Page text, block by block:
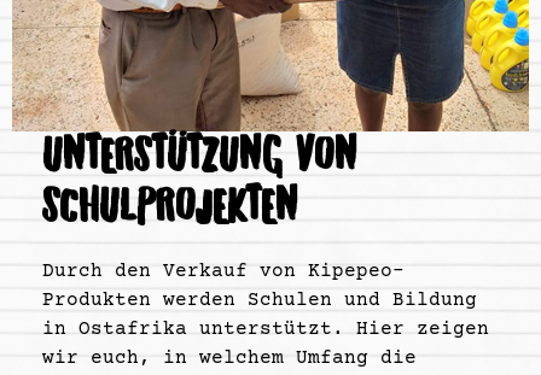
UNTERSTÜTZUNG VON
SCHULPROJEKTEN
Durch den Verkauf von Kipepeo-
Produkten werden Schulen und Bildung
in Ostafrika unterstützt. Hier zeigen
wir euch, in welchem Umfang die